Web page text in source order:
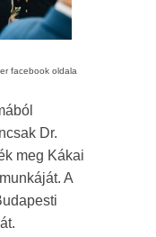
facebook oldala
Dr.
meg Kákai
A